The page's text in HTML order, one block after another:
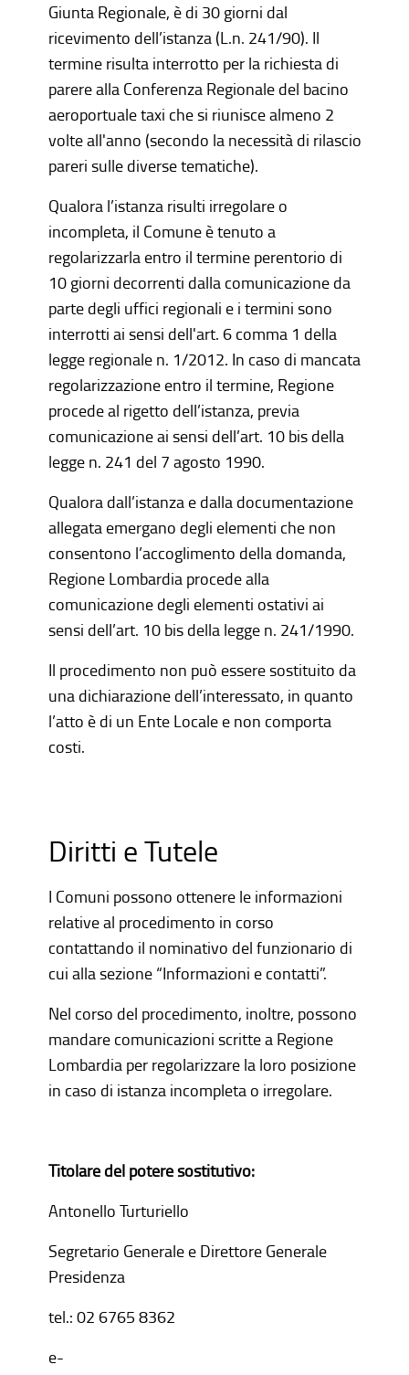
Giunta Regionale, è di 30 giorni dal
ricevimento dell’istanza (L.n. 241/90). Il
termine risulta interrotto per la richiesta di
parere alla Conferenza Regionale del bacino
aeroportuale taxi che si riunisce almeno 2
volte all'anno (secondo la necessità di rilascio
pareri sulle diverse tematiche).
Qualora l’istanza risulti irregolare o
incompleta, il Comune è tenuto a
regolarizzarla entro il termine perentorio di
10 giorni decorrenti dalla comunicazione da
parte degli uffici regionali e i termini sono
interrotti ai sensi dell'art. 6 comma 1 della
legge regionale n. 1/2012. In caso di mancata
regolarizzazione entro il termine, Regione
procede al rigetto dell’istanza, previa
comunicazione ai sensi dell’art. 10 bis della
legge n. 241 del 7 agosto 1990.
Qualora dall’istanza e dalla documentazione
allegata emergano degli elementi che non
consentono l’accoglimento della domanda,
Regione Lombardia procede alla
comunicazione degli elementi ostativi ai
sensi dell’art. 10 bis della legge n. 241/1990.
Il procedimento non può essere sostituito da
una dichiarazione dell’interessato, in quanto
l’atto è di un Ente Locale e non comporta
costi.
Diritti e Tutele
I Comuni possono ottenere le informazioni
relative al procedimento in corso
contattando il nominativo del funzionario di
cui alla sezione “Informazioni e contatti”.
Nel corso del procedimento, inoltre, possono
mandare comunicazioni scritte a Regione
Lombardia per regolarizzare la loro posizione
in caso di istanza incompleta o irregolare.
Titolare del potere sostitutivo:
Antonello Turturiello
Segretario Generale e Direttore Generale
Presidenza
tel.: 02 6765 8362
e-